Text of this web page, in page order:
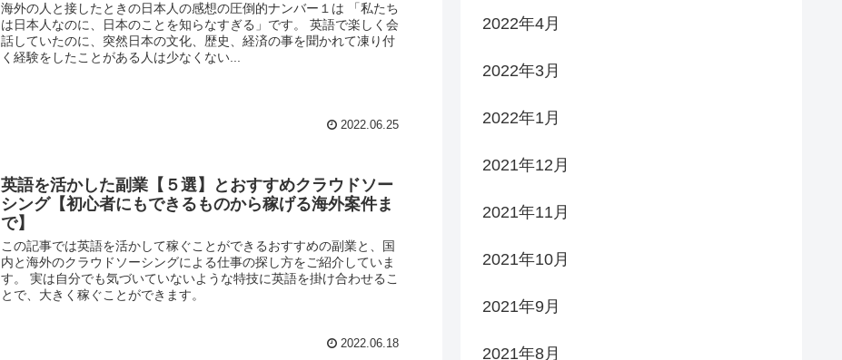
海外の人と接したときの日本人の感想の圧倒的ナンバー１は 「私たち
は日本人なのに、日本のことを知らなすぎる」です。 英語で楽しく会
話していたのに、突然日本の文化、歴史、経済の事を聞かれて凍り付
く経験をしたことがある人は少なくない...
2022.06.25
英語を活かした副業【５選】とおすすめクラウドソー
シング【初心者にもできるものから稼げる海外案件ま
で】
この記事では英語を活かして稼ぐことができるおすすめの副業と、国
内と海外のクラウドソーシングによる仕事の探し方をご紹介していま
す。 実は自分でも気づいていないような特技に英語を掛け合わせるこ
とで、大きく稼ぐことができます。
2022.06.18
2022年4月
2022年3月
2022年1月
2021年12月
2021年11月
2021年10月
2021年9月
2021年8月